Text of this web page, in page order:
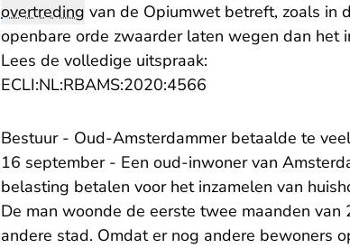
overtreding van de Opiumwet betreft, zoals in
openbare orde zwaarder laten wegen dan het
Lees de volledige uitspraak:
ECLI:NL:RBAMS:2020:4566
Bestuur - Oud-Amsterdammer betaalde te
16 september - Een oud-inwoner van
belasting betalen voor het inzamelen van
De man woonde de eerste twee maanden
andere stad. Omdat er nog andere bewoners